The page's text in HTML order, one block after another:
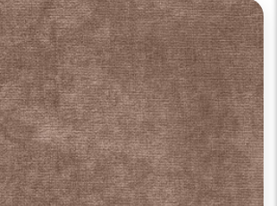
Диваны из велюра
обивки мебели может быть из
натуральных или комбинированных
ворса: гладкая, тисненая
Однотонный или с принтом